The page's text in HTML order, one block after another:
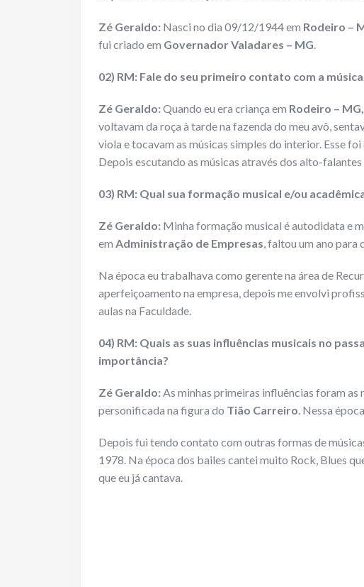
Zé Geraldo: Nasci no dia 09/12/1944 em Rodeiro –
fui criado em Governador Valadares – MG
02) RM: Fale do seu primeiro contato com a música.
Zé Geraldo:Quando eu era criança em Rodeiro – MG,
voltavam da roça à tarde na fazenda do meu avô,
viola e tocavam as músicas simples do interior. Esse
Depois escutando as músicas através dos alto-falantes
03) RM: Qual sua formação musical e/ou
Zé Geraldo: Minha formação musical é autodidata e
em Administração de Empresas , faltou um ano para
Na época eu trabalhava como gerente na área de
aperfeiçoamento na empresa, depois me envolvi
aulas na Faculdade.
04) RM: Quais as suas influências musicais no
importância?
Zé Geraldo: As minhas primeiras influências foram
personificada na figura do Tião Carreiro . Nessa
Depois fui tendo contato com outras formas de
1978. Na época dos bailes cantei muito Rock, Blues
que eu já cantava.